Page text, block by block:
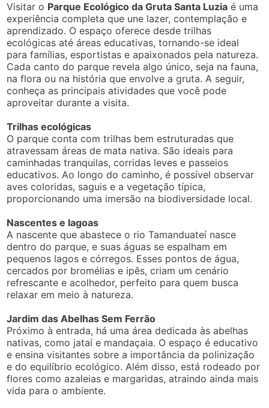
Visitar o Parque Ecológico da Gruta Santa Luzia é uma
experiência completa que une lazer, contemplação e
aprendizado. O espaço oferece desde trilhas
ecológicas até áreas educativas, tornando-se ideal
para famílias, esportistas e apaixonados pela natureza.
Cada canto do parque revela algo único, seja na fauna,
na flora ou na história que envolve a gruta. A seguir,
conheça as principais atividades que você pode
aproveitar durante a visita.
Trilhas ecológicas
O parque conta com trilhas bem estruturadas que
atravessam áreas de mata nativa. São ideais para
caminhadas tranquilas, corridas leves e passeios
educativos. Ao longo do caminho, é possível observar
aves coloridas, saguis e a vegetação típica,
proporcionando uma imersão na biodiversidade local.
Nascentes e lagoas
A nascente que abastece o rio Tamanduateí nasce
dentro do parque, e suas águas se espalham em
pequenos lagos e córregos. Esses pontos de água,
cercados por bromélias e ipês, criam um cenário
refrescante e acolhedor, perfeito para quem busca
relaxar em meio à natureza.
Jardim das Abelhas Sem Ferrão
Próximo à entrada, há uma área dedicada às abelhas
nativas, como jataí e mandaçaia. O espaço é educativo
e ensina visitantes sobre a importância da polinização
e do equilíbrio ecológico. Além disso, está rodeado por
flores como azaleias e margaridas, atraindo ainda mais
vida para o ambiente.